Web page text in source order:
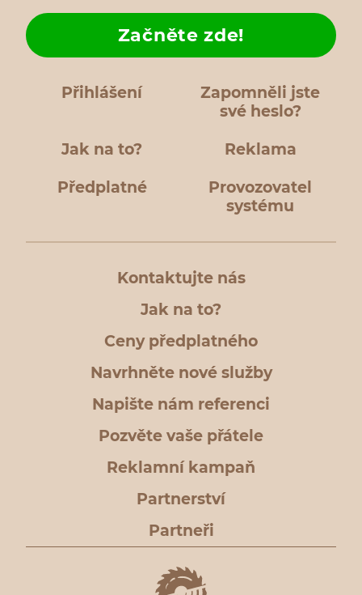
Přihlášení
Zapomněli jste
své heslo?
Jak na to?
Začněte zde!
Reklama
Předplatné
Provozovatel
systému
Kontaktujte nás
Jak na to?
Ceny předplatného
Navrhněte nové služby
Napište nám referenci
Pozvěte vaše přátele
Reklamní kampaň
Partnerství
Partneři